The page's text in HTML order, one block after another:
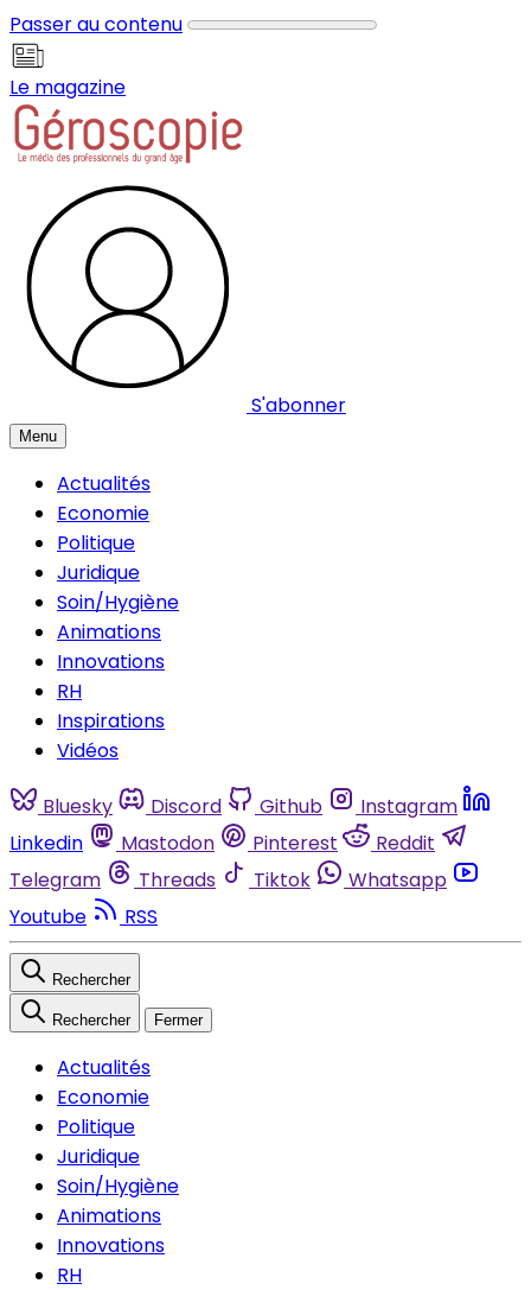
Passer au contenu
Le magazine
S'abonner
Menu
Actualités
Economie
Politique
Juridique
Soin/Hygiène
Animations
Innovations
RH
Inspirations
Vidéos
Bluesky Discord Github
Instagram
Linkedin
Mastodon Pinterest
Reddit
Telegram
Threads Tiktok
Whatsapp
Youtube
RSS
Rechercher
Rechercher Fermer
Actualités
Economie
Politique
Juridique
Soin/Hygiène
Animations
Innovations
RH
Panneau de gestion des cookies